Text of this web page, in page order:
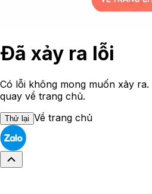
Đã xảy ra lỗi
Có lỗi không mong muốn xảy
quay về trang chủ.
Thử lại Về trang chủ